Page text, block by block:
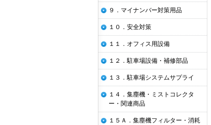
９．マイナンバー対策用品
１０．安全対策
１１．オフィス用設備
１２．駐車場設備・補修部品
１３．駐車場システムサプライ
１４．集塵機・ミストコレクタ
ー・関連商品
１５Ａ．集塵機フィルター・消耗